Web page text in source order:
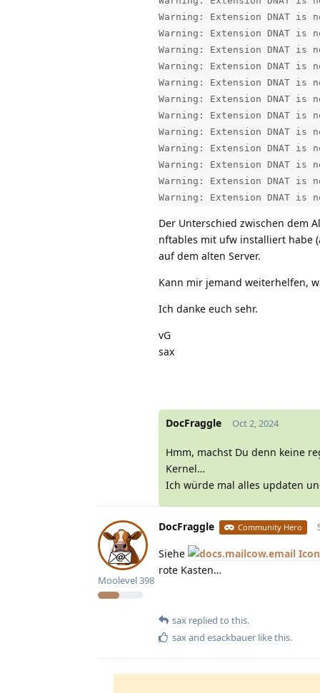
Warning: Extension DNAT is
Warning: Extension DNAT is
Warning: Extension DNAT is
Warning: Extension DNAT is
Warning: Extension DNAT is
Warning: Extension DNAT is
Warning: Extension DNAT is
Warning: Extension DNAT is
Warning: Extension DNAT is
Warning: Extension DNAT is
Warning: Extension DNAT is
Warning: Extension DNAT is
Der Unterschied zwischen dem
nftables mit ufw installiert habe
auf dem alten Server.
Kann mir jemand weiterhelfen,
Ich danke euch sehr.
vG
sax
DocFraggle Oct 2, 2024
Hmm, machst Du denn keine
Kernel…
Ich würde mal alles updaten
DocFraggle Community Hero
Moolevel398
Siehe
rote Kasten…
sax replied to this.
saxand esackbauer like this.